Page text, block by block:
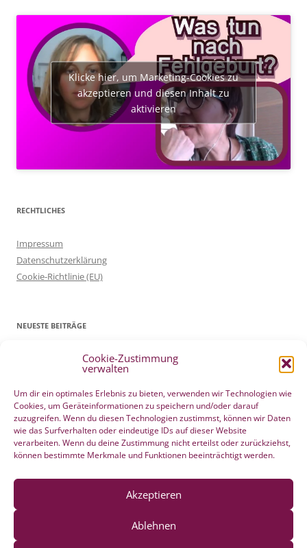
Cookie-Zustimmung
verwalten
Um dir ein optimales Erlebnis zu bieten, verwenden wir Technologien wie
Cookies, um Geräteinformationen zu speichern und/oder darauf
zuzugreifen. Wenn du diesen Technologien zustimmst, können wir Daten
wie das Surfverhalten oder eindeutige IDs auf dieser Website
verarbeiten. Wenn du deine Zustimmung nicht erteilst oder zurückziehst,
können bestimmte Merkmale und Funktionen beeinträchtigt werden.
Akzeptieren
Ablehnen
Klicke hier, um Marketing-Cookies zu
akzeptieren und diesen Inhalt zu
aktivieren
RECHTLICHES
Impressum
Datenschutzerklärung
Cookie-Richtlinie (EU)
NEUESTE BEITRÄGE
Patientenverfügung Geburt vertreten in WELTWOCHE DER GEBURT
Filmtipp – Die sichere Geburt 19. Mai 2021
Integration eigener Erfahrungen aus der Pränatalzeit 10. März 2021
VBA2C – Erfahrung 8. Februar 2020
Berührender wunderschöner Geburtserfahrungsbericht von Laura
Maria Seiler
22. Dezember 2019